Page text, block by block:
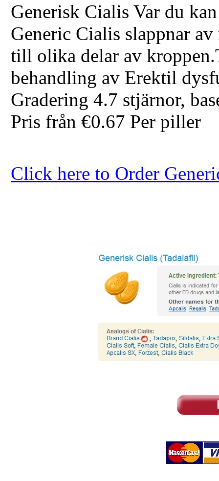
Generisk Cialis Var du
Generic Cialis slappnar
till olika delar av
behandling av Erektil
Gradering4.7 stjärnor,
Pris från€0.67 Per piller
Click here to Order